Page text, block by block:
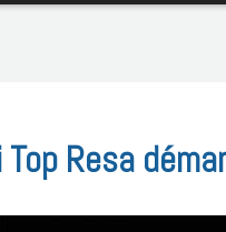
Top Resa